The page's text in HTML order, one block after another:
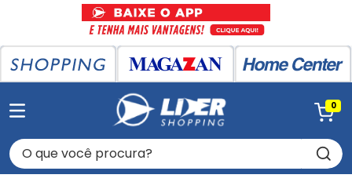
0
O que você procura?